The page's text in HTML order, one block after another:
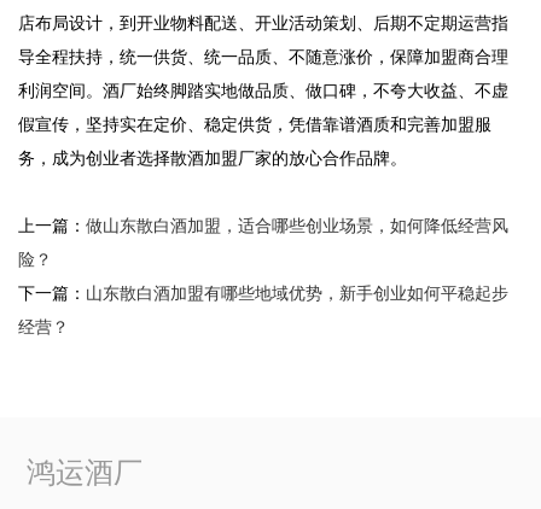
店布局设计，到开业物料配送、开业活动策划、后期不定期运营指
导全程扶持，统一供货、统一品质、不随意涨价，保障加盟商合理
利润空间。酒厂始终脚踏实地做品质、做口碑，不夸大收益、不虚
假宣传，坚持实在定价、稳定供货，凭借靠谱酒质和完善加盟服
务，成为创业者选择散酒加盟厂家的放心合作品牌。
上一篇： 做山东散白酒加盟，适合哪些创业场景，如何降低经营风
险？
下一篇： 山东散白酒加盟有哪些地域优势，新手创业如何平稳起步
经营？
鸿运酒厂